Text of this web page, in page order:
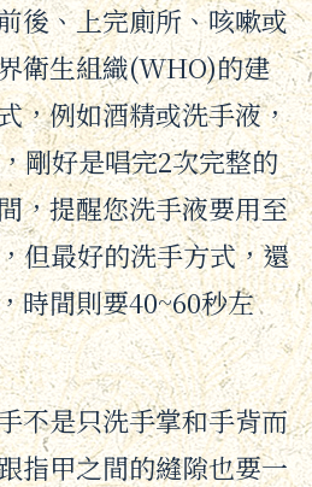
後、上完廁所、咳嗽或
衛生組織(WHO)的建
，例如酒精或洗手液，
剛好是唱完2次完整的
，提醒您洗手液要用至
但最好的洗手方式，還
時間則要40~60秒左
不是只洗手掌和手背而
指甲之間的縫隙也要一